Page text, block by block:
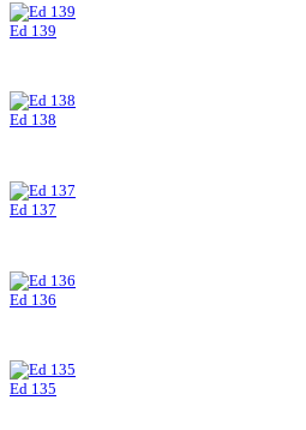
Ed 139
Ed 138
Ed 137
Ed 136
Ed 135